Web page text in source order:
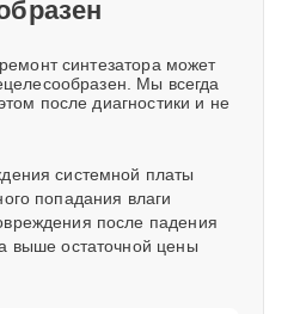
синтезатора может
Мы всегда
после диагностики и не
системной платы
попадания влаги
после падения
выше остаточной цены